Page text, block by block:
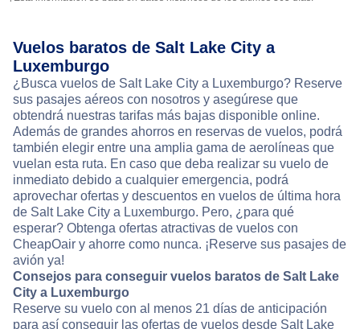
Vuelos baratos de Salt Lake City a
Luxemburgo
¿Busca vuelos de Salt Lake City a Luxemburgo? Reserve
sus pasajes aéreos con nosotros y asegúrese que
obtendrá nuestras tarifas más bajas disponible online.
Además de grandes ahorros en reservas de vuelos, podrá
también elegir entre una amplia gama de aerolíneas que
vuelan esta ruta. En caso que deba realizar su vuelo de
inmediato debido a cualquier emergencia, podrá
aprovechar ofertas y descuentos en vuelos de última hora
de Salt Lake City a Luxemburgo. Pero, ¿para qué
esperar? Obtenga ofertas atractivas de vuelos con
CheapOair y ahorre como nunca. ¡Reserve sus pasajes de
avión ya!
Consejos para conseguir vuelos baratos de Salt Lake
City a Luxemburgo
Reserve su vuelo con al menos 21 días de anticipación
para así conseguir las ofertas de vuelos desde Salt Lake